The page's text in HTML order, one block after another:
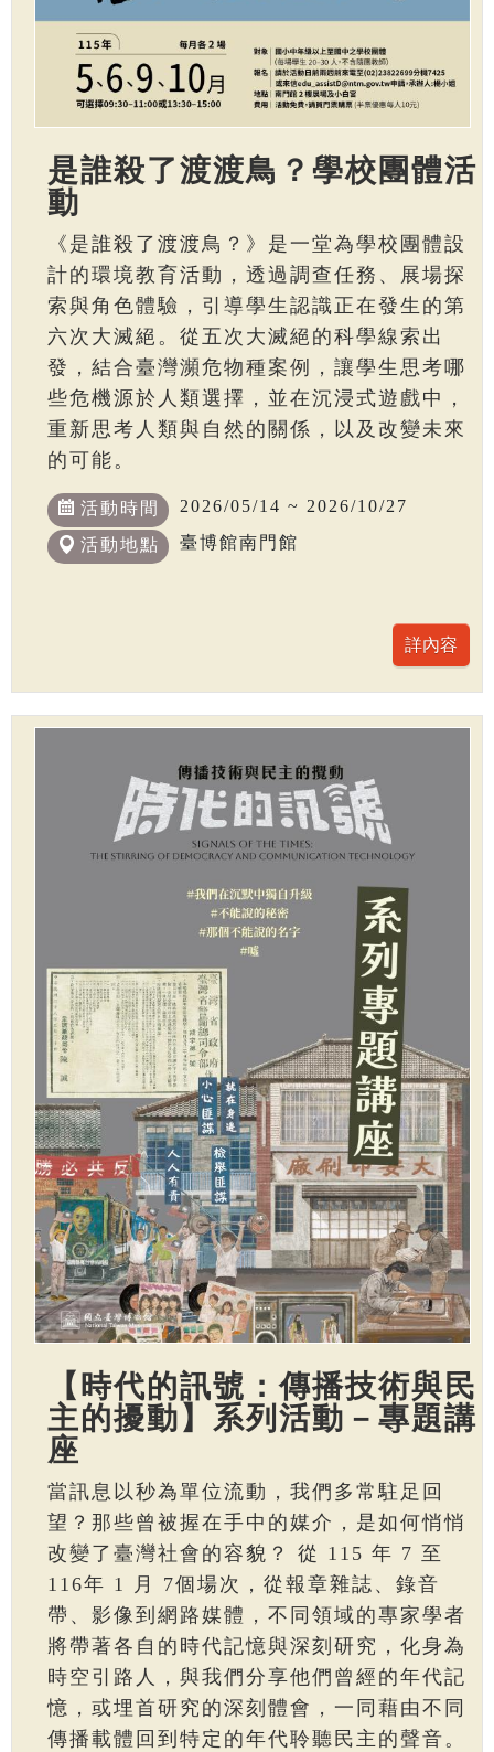
是誰殺了渡渡鳥？學校團體活
動
《是誰殺了渡渡鳥？》是一堂為學校團體設
計的環境教育活動，透過調查任務、展場探
索與角色體驗，引導學生認識正在發生的第
六次大滅絕。從五次大滅絕的科學線索出
發，結合臺灣瀕危物種案例，讓學生思考哪
些危機源於人類選擇，並在沉浸式遊戲中，
重新思考人類與自然的關係，以及改變未來
的可能。
活動時間 2026/05/14 ~ 2026/10/27
活動地點 臺博館南門館
【時代的訊號：傳播技術與民
主的擾動】系列活動－專題講
座
當訊息以秒為單位流動，我們多常駐足回
望？那些曾被握在手中的媒介，是如何悄悄
改變了臺灣社會的容貌？ 從 115 年 7 至
116年 1 月 7個場次，從報章雜誌、錄音
帶、影像到網路媒體，不同領域的專家學者
將帶著各自的時代記憶與深刻研究，化身為
時空引路人，與我們分享他們曾經的年代記
憶，或埋首研究的深刻體會，一同藉由不同
傳播載體回到特定的年代聆聽民主的聲音。